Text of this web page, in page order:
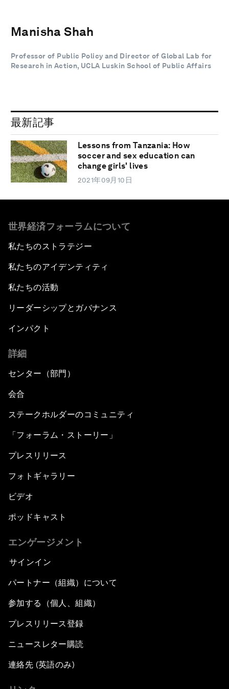
Manisha Shah
Professor of Public Policy and Director of Global Lab for
Research in Action, UCLA Luskin School of Public Affairs
最新記事
Lessons from Tanzania: How
soccer and sex education can
change girls' lives
2021年09月10日
世界経済フォーラムについて
私たちのストラテジー
私たちのアイデンティティ
私たちの活動
リーダーシップとガバナンス
インパクト
詳細
センター（部門）
会合
ステークホルダーのコミュニティ
「フォーラム・ストーリー」
プレスリリース
フォトギャラリー
ビデオ
ポッドキャスト
エンゲージメント
サインイン
パートナー（組織）について
参加する（個人、組織）
プレスリリース登録
ニュースレター購読
連絡先 (英語のみ)